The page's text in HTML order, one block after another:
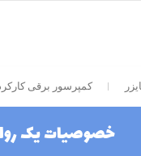
کمپرسور برقی
خصوصیات یک